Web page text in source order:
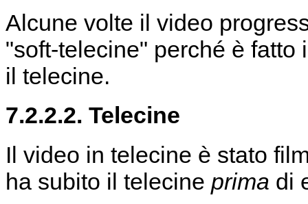
Alcune volte il video
"soft-telecine" perché è
il telecine.
7.2.2.2. Telecine
Il video in telecine è stato
ha subito il telecine prima di